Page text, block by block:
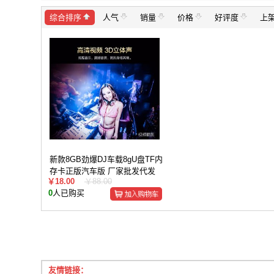
综合排序 人气 销量 价格 好评度 上
新款8GB劲爆DJ车载8gU盘TF内
存卡正版汽车版 厂家批发代发
￥18.00
￥88.00
0人已购买
友情链接：